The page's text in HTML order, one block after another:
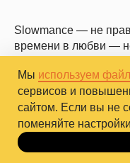
Slowmance — не
времени в любви —
темп не гарантирует
условия, при
настоящей, а не
Стоит задуматься,
реальным
Мы используем
сервисов и
сайтом. Если вы не
поменяйте
До 10.10